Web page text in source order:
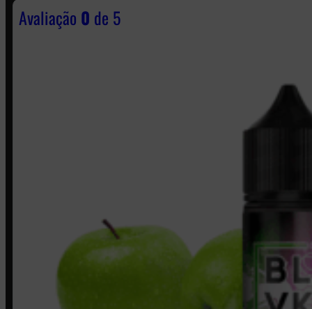
Avaliação 0 de 5
Horário: Política de Horario e Fretes
Finalização de compra